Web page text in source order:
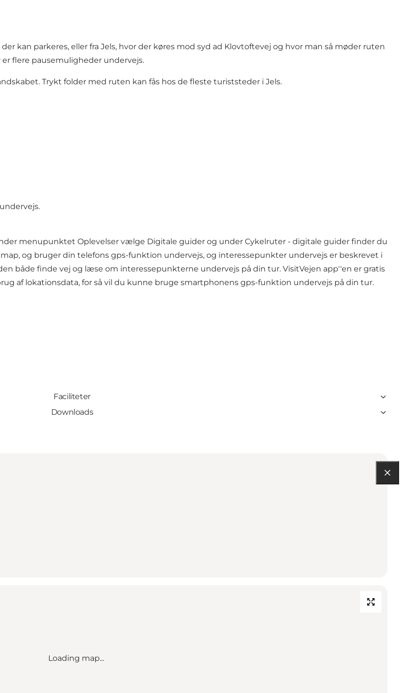
kan parkeres, eller fra Jels, hvor der køres mod syd ad Klovtoftevej og hvor man så møder ruten
flere pausemuligheder undervejs.
Trykt folder med ruten kan fås hos de fleste turiststeder i Jels.
menupunktet Oplevelser vælge Digitale guider og under Cykelruter - digitale guider finder du
og bruger din telefons gps-funktion undervejs, og interessepunkter undervejs er beskrevet i
både finde vej og læse om interessepunkterne undervejs på din tur. VisitVejen app''en er gratis
af lokationsdata, for så vil du kunne bruge smartphonens gps-funktion undervejs på din tur.
Faciliteter
Downloads
Loading map...